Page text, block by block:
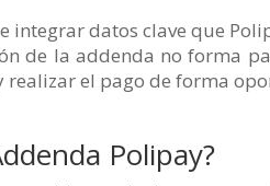
integrar datos clave que
de la addenda no forma
realizar el pago de forma
Polipay?